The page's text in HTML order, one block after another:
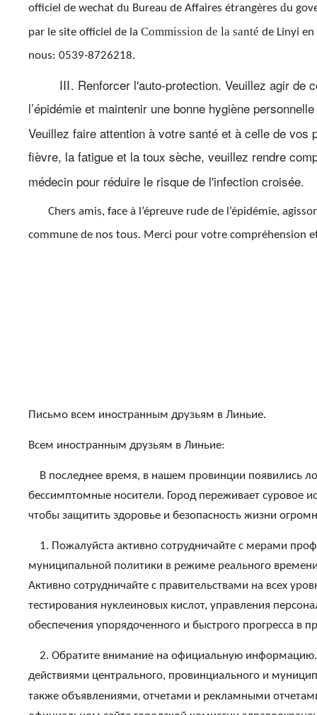
officiel de wechat du Bureau de Affaires étrangères du
par le site officiel de la Commission de la santé de Linyi
nous: 0539-8726218.
Ⅲ. Renforcer l'auto-protection. Veuillez agir de
l’épidémie et maintenir une bonne hygiène
Veuillez faire attention à votre santé et à celle de
fièvre, la fatigue et la toux sèche, veuillez rendre
médecin pour réduire le risque de l'infection croisée.
Chers amis, face à l’épreuve rude de l’épidémie,
commune de nos tous. Merci pour votre compréhension
Письмо всем иностранным друзьям в Линьие.
Всем иностранным друзьям в Линьие:
В последнее время, в нашем провинции появились
бессимптомные носители. Город переживает суровое
чтобы защитить здоровье и безопасность жизни
1. Пожалуйста активно сотрудничайте с мерами
муниципальной политики в режиме реального
Активно сотрудничайте с правительствами на всех
тестирования нуклеиновых кислот, управления
обеспечения упорядоченного и быстрого прогресса в
2. Обратите внимание на официальную
действиями центрального, провинциального и
также объявлениями, отчетами и рекламными